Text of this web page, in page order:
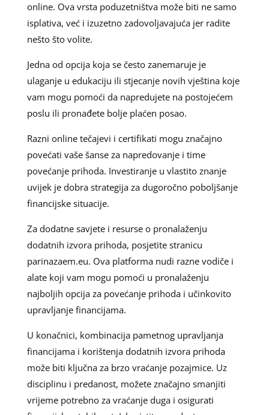
online. Ova vrsta poduzetništva može biti ne samo
isplativa, već i izuzetno zadovoljavajuća jer radite
nešto što volite.
Jedna od opcija koja se često zanemaruje je
ulaganje u edukaciju ili stjecanje novih vještina koje
vam mogu pomoći da napredujete na postojećem
poslu ili pronađete bolje plaćen posao.
Razni online tečajevi i certifikati mogu značajno
povećati vaše šanse za napredovanje i time
povećanje prihoda. Investiranje u vlastito znanje
uvijek je dobra strategija za dugoročno poboljšanje
financijske situacije.
Za dodatne savjete i resurse o pronalaženju
dodatnih izvora prihoda, posjetite stranicu
parinazaem.eu. Ova platforma nudi razne vodiče i
alate koji vam mogu pomoći u pronalaženju
najboljih opcija za povećanje prihoda i učinkovito
upravljanje financijama.
U konačnici, kombinacija pametnog upravljanja
financijama i korištenja dodatnih izvora prihoda
može biti ključna za brzo vraćanje pozajmice. Uz
disciplinu i predanost, možete značajno smanjiti
vrijeme potrebno za vraćanje duga i osigurati